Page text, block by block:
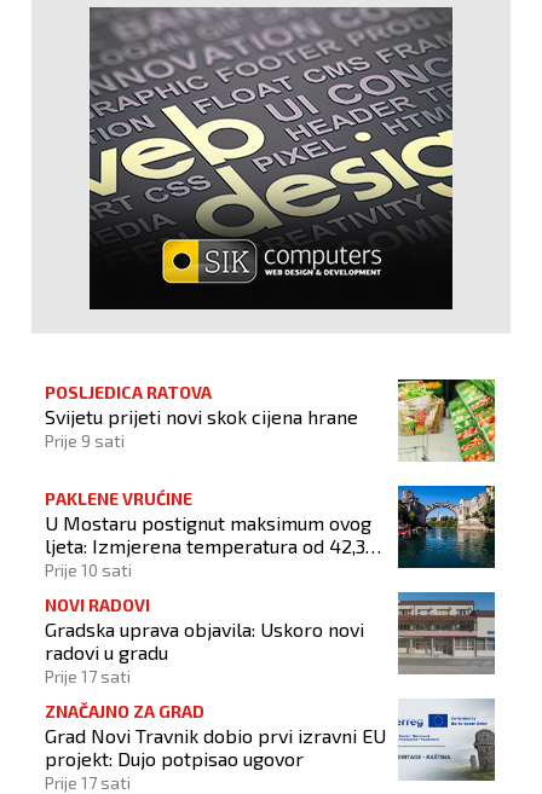
POSLJEDICA RATOVA
Svijetu prijeti novi skok cijena hrane
Prije 9 sati
PAKLENE VRUĆINE
U Mostaru postignut maksimum ovog
ljeta: Izmjerena temperatura od 42,3
stupnja Celzijeva
Prije 10 sati
NOVI RADOVI
Gradska uprava objavila: Uskoro novi
radovi u gradu
Prije 17 sati
ZNAČAJNO ZA GRAD
Grad Novi Travnik dobio prvi izravni EU
projekt: Dujo potpisao ugovor
Prije 17 sati